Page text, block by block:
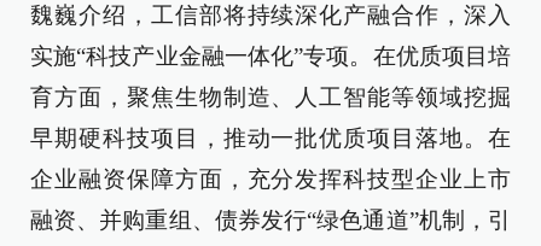
魏巍介绍，工信部将持续深化产融合作，深入
实施“科技产业金融一体化”专项。在优质项目培
育方面，聚焦生物制造、人工智能等领域挖掘
早期硬科技项目，推动一批优质项目落地。在
企业融资保障方面，充分发挥科技型企业上市
融资、并购重组、债券发行“绿色通道”机制，引